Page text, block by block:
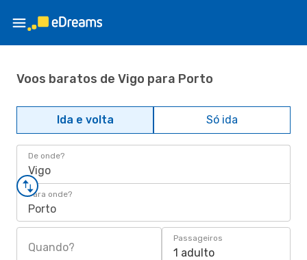
Voos baratos de Vigo para Porto
Ida e volta Só ida
De onde?
Vigo
Para onde?
Porto
Quando?
Passageiros
1 adulto